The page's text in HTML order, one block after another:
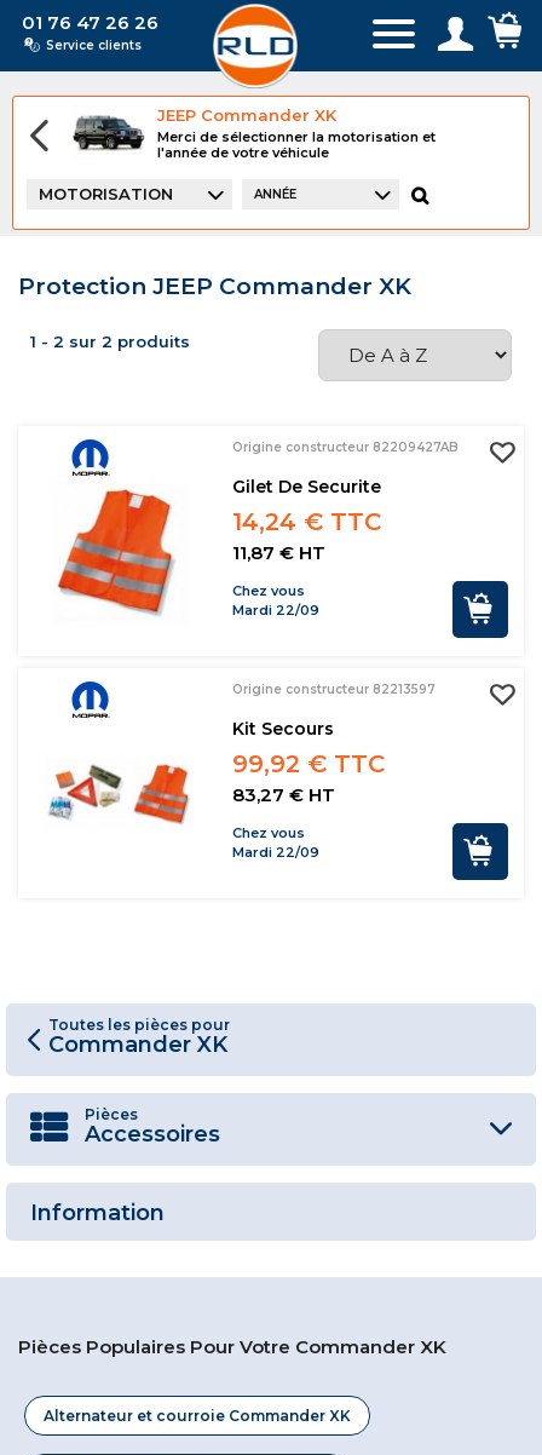
01 76 47 26 26
Service clients
JEEP Commander XK
Merci de sélectionner la motorisation et
l'année de votre véhicule
MOTORISATION ANNÉE
Protection JEEP Commander XK
1 - 2 sur 2 produits
Origine constructeur 82209427AB
Gilet De Securite
14,24 € TTC
11,87 € HT
Chez vous
Mardi 22/09
Origine constructeur 82213597
Kit Secours
99,92 € TTC
83,27 € HT
Chez vous
Mardi 22/09
Toutes les pièces pour
Commander XK
Pièces
Accessoires
Information
Pièces Populaires Pour Votre Commander XK
Alternateur et courroie Commander XK